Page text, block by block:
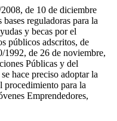
de 10 de diciembre
reguladoras para la
y becas por el
públicos adscritos, de
de 26 de noviembre,
Públicas y del
hace preciso adoptar la
procedimiento para la
Emprendedores,